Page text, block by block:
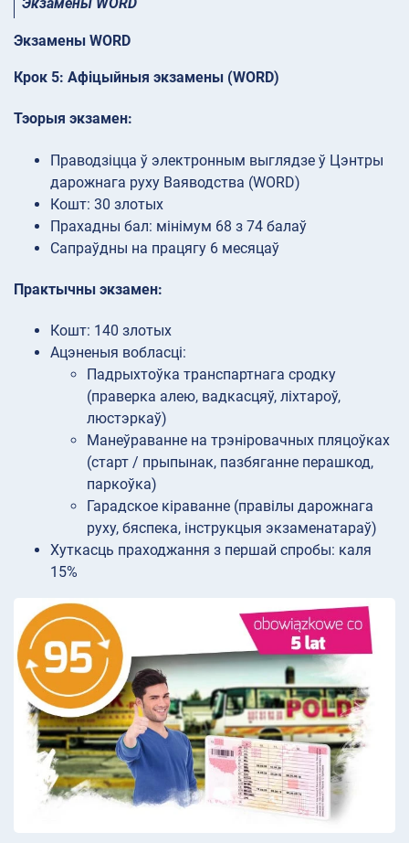
Экзамены WORD
Крок 5: Афіцыйныя экзамены (WORD)
Тэорыя экзамен:
Праводзіцца ў электронным выглядзе ў Цэнтры
дарожнага руху Ваяводства (WORD)
Кошт: 30 злотых
Прахадны бал: мінімум 68 з 74 балаў
Сапраўдны на працягу 6 месяцаў
Практычны экзамен:
Кошт: 140 злотых
Ацэненыя вобласці:
Падрыхтоўка транспартнага сродку
(праверка алею, вадкасцяў, ліхтароў,
люстэркаў)
Манеўраванне на трэніровачных пляцоўках
(старт / прыпынак, пазбяганне перашкод,
паркоўка)
Гарадское кіраванне (правілы дарожнага
руху, бяспека, інструкцыя экзаменатараў)
Хуткасць праходжання з першай спробы: каля
15%